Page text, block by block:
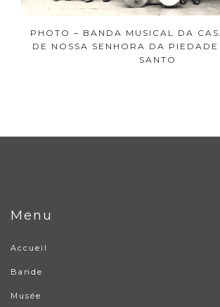
PHOTO – BANDA MUSICAL DA
DE NOSSA SENHORA DA
SANTO
Menu
Accueil
Bande
Musée